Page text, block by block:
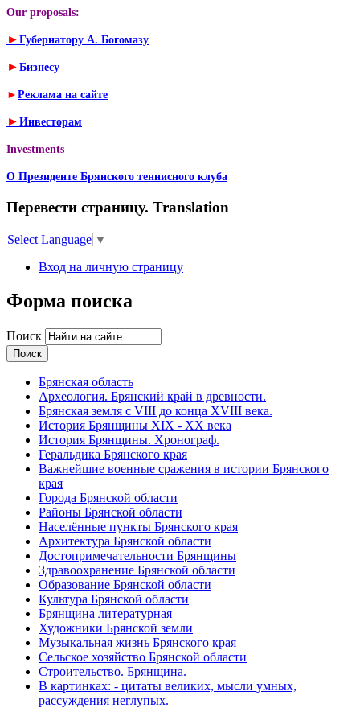
Our proposals:
► Губернатору А. Богомазу
► Бизнесу
► Реклама на сайте
► Инвесторам
Investments
О Президенте Брянского теннисного клуба
Перевести страницу. Translation
Select Language ▼
Вход на личную страницу
Форма поиска
Поиск
Брянская область
Археология. Брянский край в древности.
Брянская земля с VIII до конца XVIII века.
История Брянщины XIX - XX века
История Брянщины. Хронограф.
Геральдика Брянского края
Важнейшие военные сражения в истории Брянского
края
Города Брянской области
Районы Брянской области
Населённые пункты Брянского края
Архитектура Брянской области
Достопримечательности Брянщины
Здравоохранение Брянской области
Образование Брянской области
Культура Брянской области
Брянщина литературная
Художники Брянской земли
Музыкальная жизнь Брянского края
Сельское хозяйство Брянской области
Строительство. Брянщина.
В картинках: - цитаты великих, мысли умных,
рассуждения неглупых.